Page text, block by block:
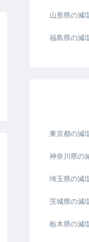
山形県の減
福島県の減
東京都の減
神奈川県の
埼玉県の減
茨城県の減
栃木県の減